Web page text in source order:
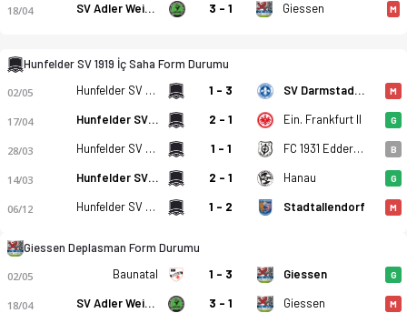
Hunfelder SV 1919 - VfB Giessen 1-4 bitti. Gol anları,
18/04 SV Adler Weidenhausen 3 - 1 Giessen M
Hunfelder SV 1919 İç Saha Form Durumu
02/05 Hunfelder SV 1919 1 - 3 SV Darmstadt 98 2 M
17/04 Hunfelder SV 1919 2 - 1 Ein. Frankfurt II G
28/03 Hunfelder SV 1919 1 - 1 FC 1931 Eddersheim B
14/03 Hunfelder SV 1919 2 - 1 Hanau G
06/12 Hunfelder SV 1919 1 - 2 Stadtallendorf M
Giessen Deplasman Form Durumu
02/05 Baunatal 1 - 3 Giessen G
18/04 SV Adler Weidenhausen 3 - 1 Giessen M